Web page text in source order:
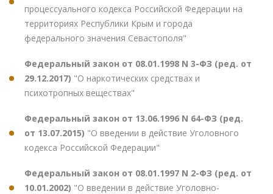
процессуального кодекса Российской Федерации на
территориях Республики Крым и города
федерального значения Севастополя"
Федеральный закон от 08.01.1998 N 3-ФЗ (ред. от
29.12.2017) "О наркотических средствах и
психотропных веществах"
Федеральный закон от 13.06.1996 N 64-ФЗ (ред.
от 13.07.2015) "О введении в действие Уголовного
кодекса Российской Федерации"
Федеральный закон от 08.01.1997 N 2-ФЗ (ред. от
10.01.2002) "О введении в действие Уголовно-